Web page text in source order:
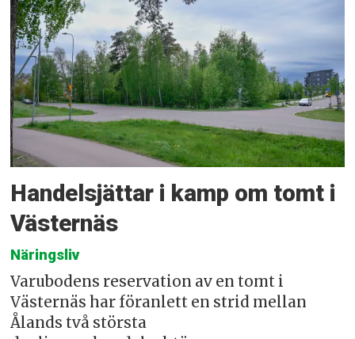
Handelsjättar i kamp om tomt i
Västernäs
Näringsliv
Varubodens reservation av en tomt i
Västernäs har föranlett en strid mellan
Ålands två största